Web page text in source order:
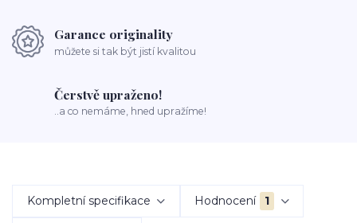
Garance originality
můžete si tak být jistí kvalitou
Čerstvě upraženo!
..a co nemáme, hned upražíme!
Kompletní specifikace Hodnocení 1